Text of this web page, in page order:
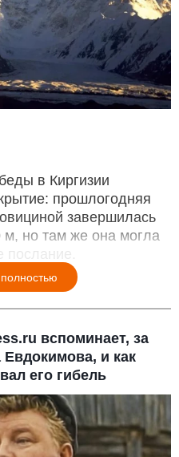
в Киргизии
прошлогодняя
завершилась
м, но там же она могла
вспоминает, за
и как
его гибель